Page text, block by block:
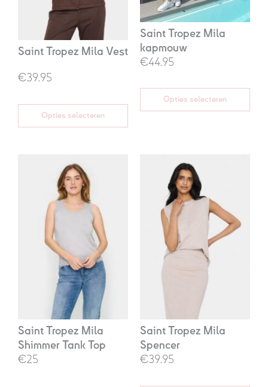
Saint Tropez Mila Vest
€39.95
Opties selecteren
Saint Tropez Mila
kapmouw
€44.95
Opties selecteren
Saint Tropez Mila
Shimmer Tank Top
€25
€49,95
Saint Tropez Mila
Spencer
€39.95